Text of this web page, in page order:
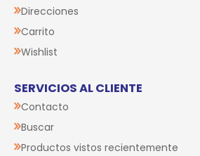
Direcciones
Carrito
Wishlist
SERVICIOS AL CLIENTE
Contacto
Buscar
Productos vistos recientemente